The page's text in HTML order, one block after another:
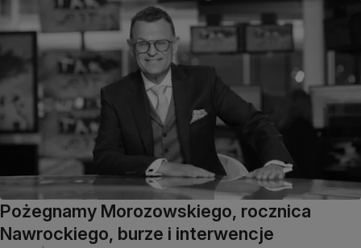
Pożegnamy Morozowskiego, rocznica
Nawrockiego, burze i interwencje